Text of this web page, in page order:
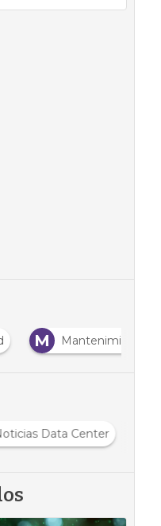
M Mantenimiento
Data Center